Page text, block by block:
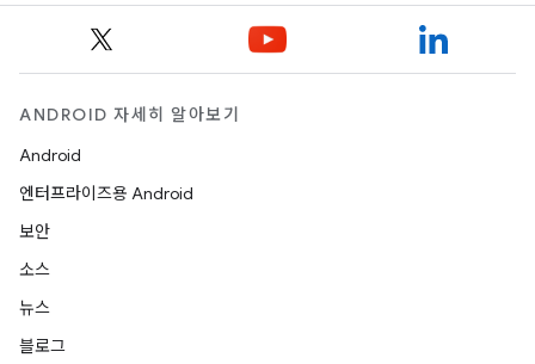
ANDROID 자세히 알아보기
Android
엔터프라이즈용 Android
보안
소스
뉴스
블로그